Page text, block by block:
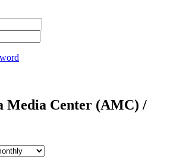
Media Center (AMC) /